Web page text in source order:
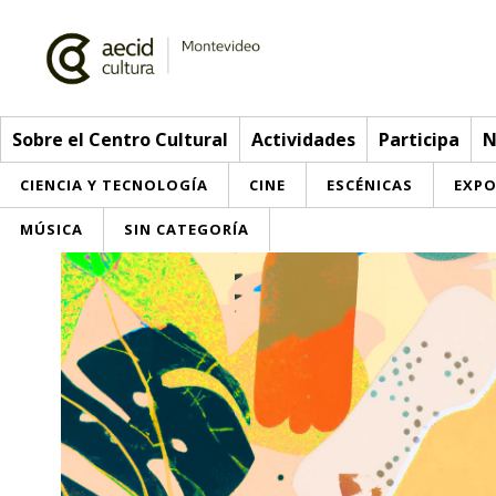
Sobre el Centro Cultural Actividades Participa
CIENCIA Y TECNOLOGÍA CINE ESCÉNICAS
MÚSICA SIN CATEGORÍA
Sobre el Centro Cultural
Red AECID
Equipo
Instalaciones
Visítanos
Actividades
> Go to Actividades
This week
Inscriptions
Participa
Envíanos tu propuesta
Buzón de sugerencias
Noticias
Convocatorias